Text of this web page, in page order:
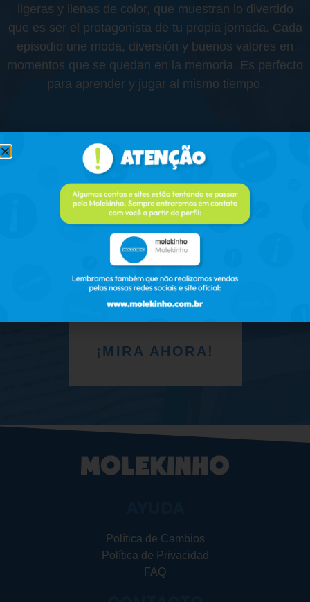
ligeras y llenas de color, que muestran lo divertido
que es ser el protagonista de tu propia jornada. Cada
episodio une moda, diversión y buenos valores en
momentos que se quedan en la memoria. Es perfecto
para aprender y jugar al mismo tiempo.
¡MIRA AHORA!
Política de Cambios
Política de Privacidad
FAQ